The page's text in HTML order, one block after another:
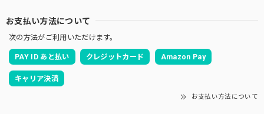
2026/03/19
お支払い方法について
次の方法がご利用いただけます。
PAY ID あと払い クレジットカード Amazon Pay
キャリア決済
お支払い方法について